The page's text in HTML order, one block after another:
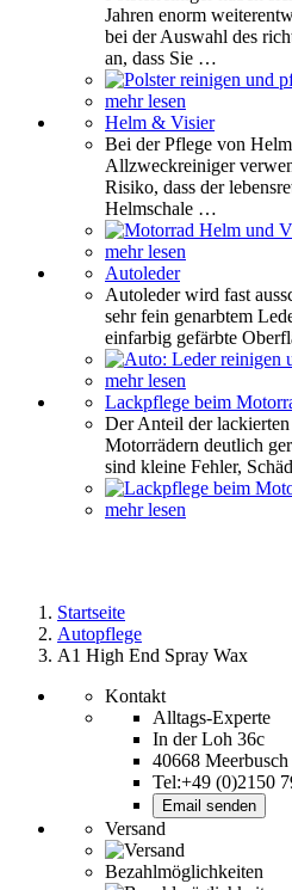
Jahren enorm
bei der Auswahl des
an, dass Sie …
mehr lesen
Helm & Visier
Bei der Pflege von
Allzweckreiniger
Risiko, dass der
Helmschale …
mehr lesen
Autoleder
Autoleder wird fast
sehr fein genarbtem
einfarbig gefärbte
mehr lesen
Lackpflege beim
Der Anteil der
Motorrädern deutlich
sind kleine Fehler,
mehr lesen
Startseite
Autopflege
A1 High End Spray Wax
Kontakt
Alltags-Experte
In der Loh 36c
40668 Meerbusch
Tel:+49 (0)2150
Email senden
Versand
Bezahlmöglichkeiten